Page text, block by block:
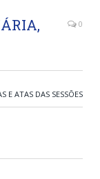
0
E ATAS DAS SESSÕES